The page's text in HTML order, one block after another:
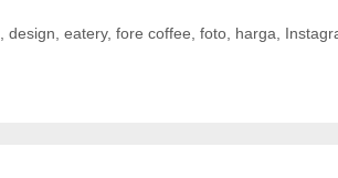
,design,eatery,fore coffee,foto, harga,